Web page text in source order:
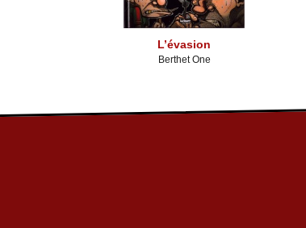
L’évasion
Berthet One